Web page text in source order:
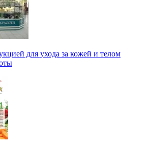
для ухода за кожей и телом